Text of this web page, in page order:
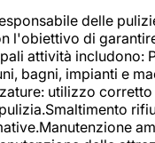
delle
l'obiettivo di
attività includono:
bagni, impianti e
utilizzo